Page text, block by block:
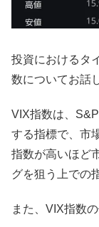
投資におけるタ
数についてお話
VIX指数は、
する指標で、市
指数が高いほど
グを狙う上での
また、VIX指数